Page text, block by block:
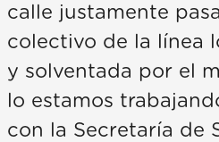
calle justamente
colectivo de la línea
y solventada por el
lo estamos
con la Secretaría de